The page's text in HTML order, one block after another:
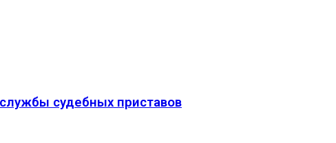
судебных приставов